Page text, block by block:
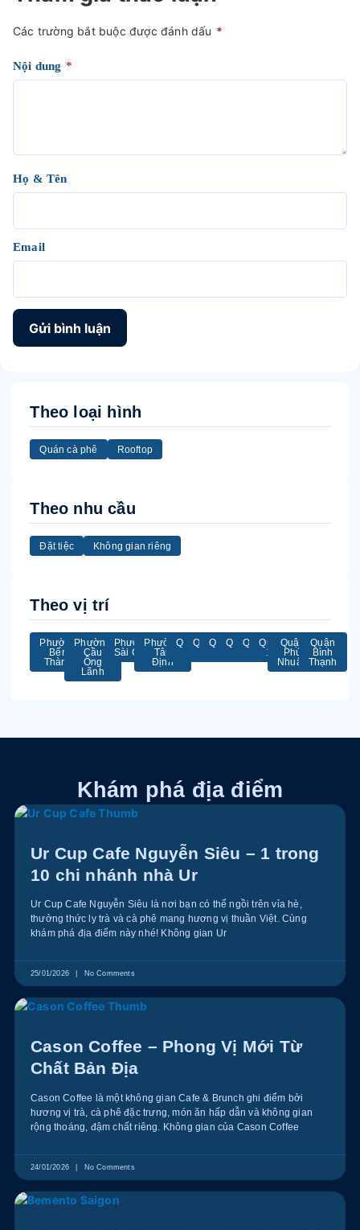
Các trường bắt buộc được đánh dấu *
Nội dung *
Họ & Tên
Email
Theo loại hình
Quán cà phê Rooftop
Theo nhu cầu
Đặt tiệc Không gian riêng
Theo vị trí
Phường
Bến
Thành
Phường
Cầu
Ông
Lãnh
Phường
Sài Gòn
Phường
Tân
Định
QuậnQuậnQuậnQuậnQuậnQuận
11
Quận
Phú
Nhuận
Quận
Bình
Thạnh
Khám phá địa điểm
Ur Cup Cafe Nguyễn Siêu – 1 trong
10 chi nhánh nhà Ur
Ur Cup Cafe Nguyễn Siêu là nơi bạn có thể ngồi trên vỉa hè,
thưởng thức ly trà và cà phê mang hương vị thuần Việt. Cùng
khám phá địa điểm này nhé! Không gian Ur
25/01/2026 No Comments
Cason Coffee – Phong Vị Mới Từ
Chất Bản Địa
Cason Coffee là một không gian Cafe & Brunch ghi điểm bởi
hương vị trà, cà phê đặc trưng, món ăn hấp dẫn và không gian
rộng thoáng, đậm chất riêng. Không gian của Cason Coffee
24/01/2026 No Comments